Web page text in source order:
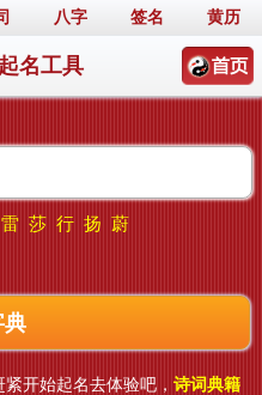
八字 签名 黄历
名工具
雷 莎 行 扬 蔚
开始起名去体验吧， 诗词典籍